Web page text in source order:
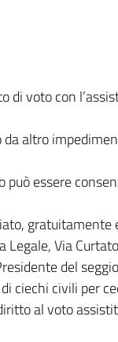
voto con
altro
può essere
gratuitamente
Legale, Via
del
ciechi civili per
al voto